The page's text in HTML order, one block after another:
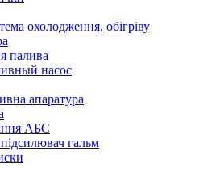
охолодження, обігріву
палива
насос
апаратура
АБС
гальм